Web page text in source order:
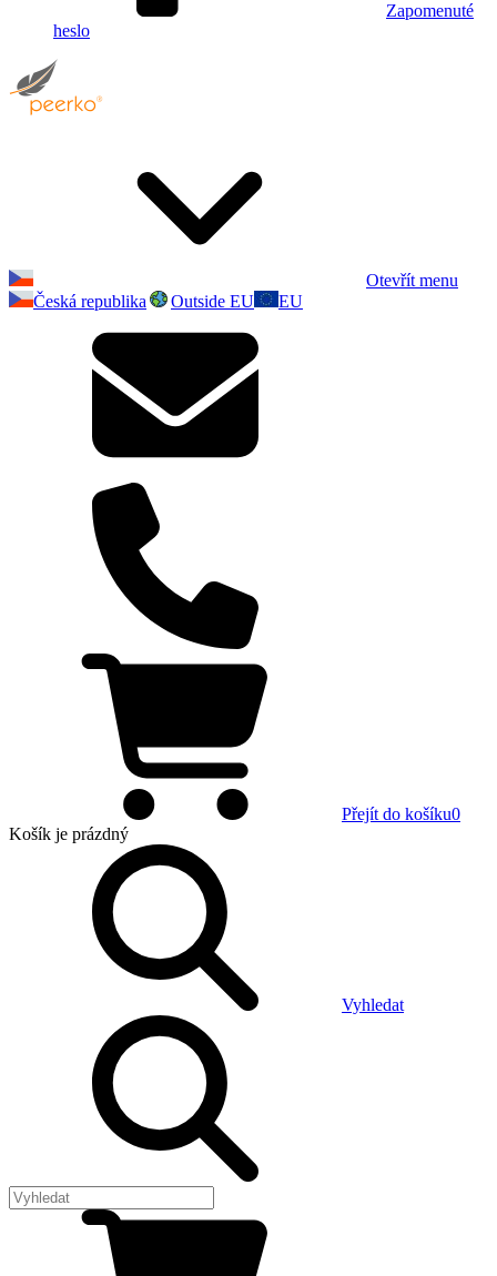
Zapomenuté
heslo
Otevřít menu
Česká republika
Outside EU EU
Přejít do košíku0
Košík je prázdný
Vyhledat